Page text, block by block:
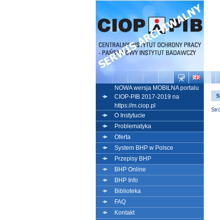
NOWA wersja MOBILNA portalu
CIOP-PIB 2017-2019 na
https://m.ciop.pl
O Instytucie
Problematyka
Oferta
System BHP w Polsce
Przepisy BHP
BHP Online
BHP Info
Biblioteka
FAQ
Kontakt